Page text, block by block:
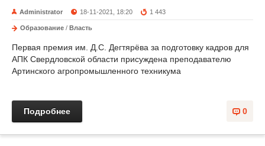
Administrator 18-11-2021, 18:20 1 443
Образование / Власть
Первая премия им. Д.С. Дегтярёва за подготовку кадров для
АПК Свердловской области присуждена преподавателю
Артинского агропромышленного техникума
0
Подробнее